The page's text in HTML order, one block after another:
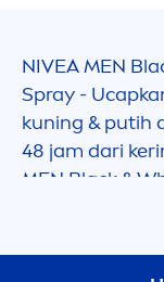
NIVEAMEN
Spray -
kuning & putih
48 jam dari
MEN Black &